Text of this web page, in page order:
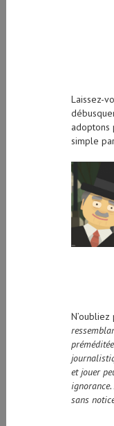
Laissez-
adoptons
simple
N’oubliez
et jouer
sans